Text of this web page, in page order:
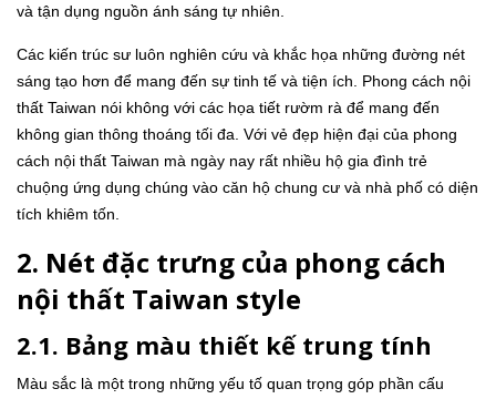
và tận dụng nguồn ánh sáng tự nhiên.
Các kiến trúc sư luôn nghiên cứu và khắc họa những đường nét
sáng tạo hơn để mang đến sự tinh tế và tiện ích. Phong cách nội
thất Taiwan nói không với các họa tiết rườm rà để mang đến
không gian thông thoáng tối đa. Với vẻ đẹp hiện đại của phong
cách nội thất Taiwan mà ngày nay rất nhiều hộ gia đình trẻ
chuộng ứng dụng chúng vào căn hộ chung cư và nhà phố có diện
tích khiêm tốn.
2. Nét đặc trưng của phong cách
nội thất Taiwan style
2.1. Bảng màu thiết kế trung tính
Màu sắc là một trong những yếu tố quan trọng góp phần cấu